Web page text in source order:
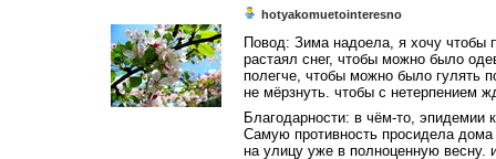
hotyakomuetointeresno
Повод: Зима надоела, я хочу чтобы
растаял снег, чтобы можно было
полегче, чтобы можно было гулять
не мёрзнуть. чтобы с нетерпением
Благодарности: в чём-то, эпидемии
Самую противность просидела
на улицу уже в полноценную весну.